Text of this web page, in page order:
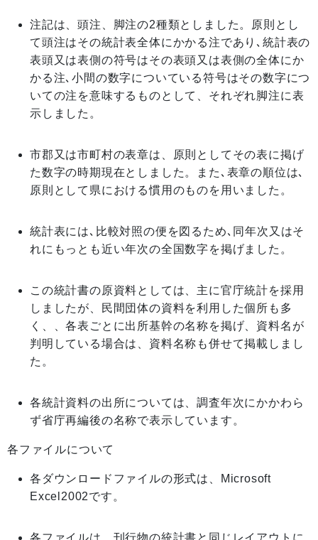
注記は、頭注、脚注の2種類としました。原則とし
て頭注はその統計表全体にかかる注であり､統計表の
表頭又は表側の符号はその表頭又は表側の全体にか
かる注､小間の数字についている符号はその数字につ
いての注を意味するものとして、それぞれ脚注に表
示しました。
市郡又は市町村の表章は、原則としてその表に掲げ
た数字の時期現在としました。また､表章の順位は､
原則として県における慣用のものを用いました。
統計表には､比較対照の便を図るため､同年次又はそ
れにもっとも近い年次の全国数字を掲げました。
この統計書の原資料としては、主に官庁統計を採用
しましたが、民間団体の資料を利用した個所も多
く、、各表ごとに出所基幹の名称を掲げ、資料名が
判明している場合は、資料名称も併せて掲載しまし
た。
各統計資料の出所については、調査年次にかかわら
ず省庁再編後の名称で表示しています。
各ファイルについて
各ダウンロードファイルの形式は、Microsoft
Excel2002です。
各ファイルは、刊行物の統計書と同じレイアウトに